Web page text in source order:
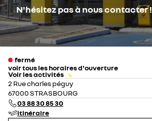
N'hésitez pas à nous contacter !
fermé
voir tous les horaires d'ouverture
lundi
mardi
mercredi
jeudi
vendredi
Voir les activités
2 Rue charles péguy
67000 STRASBOURG
03 88 30 85 30
itinéraire